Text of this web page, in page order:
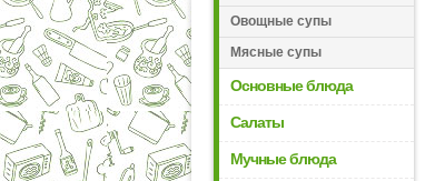
Овощные супы
Мясные супы
Основные блюда
Салаты
Мучные блюда